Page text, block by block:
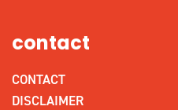
contact
CONTACT
DISCLAIMER